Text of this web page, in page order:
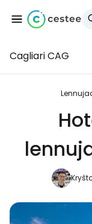
Cagliari CAG
Logi
...